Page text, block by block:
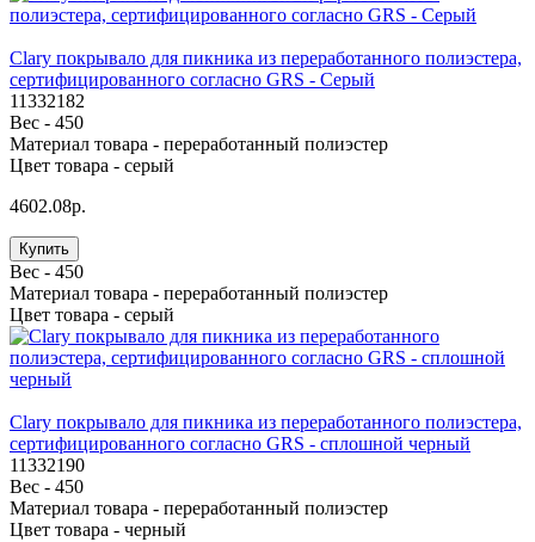
Clary покрывало для пикника из переработанного полиэстера,
сертифицированного согласно GRS - Серый
11332182
Вес - 450
Материал товара - переработанный полиэстер
Цвет товара - серый
4602.08р.
Купить
Вес - 450
Материал товара - переработанный полиэстер
Цвет товара - серый
Clary покрывало для пикника из переработанного полиэстера,
сертифицированного согласно GRS - сплошной черный
11332190
Вес - 450
Материал товара - переработанный полиэстер
Цвет товара - черный